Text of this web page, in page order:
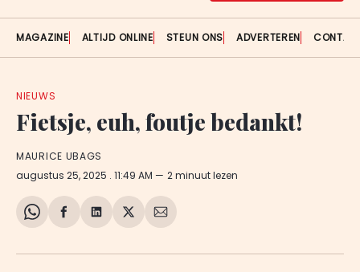
MAGAZINE ALTIJD ONLINE STEUN ONS ADVERTEREN
NIEUWS
Fietsje, euh, foutje bedankt!
MAURICE UBAGS
augustus 25, 2025 . 11:49 AM 2 minuut lezen
Share
WhatsApp
Delen
Facebook
Delen
LinkedIn
Share
X
Deel
E-